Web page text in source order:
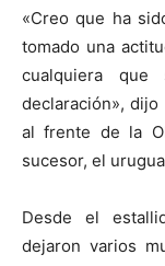
«Creo que ha
tomado una
cualquiera
declaración»,
al frente de la
sucesor, el
Desde el
dejaron varios